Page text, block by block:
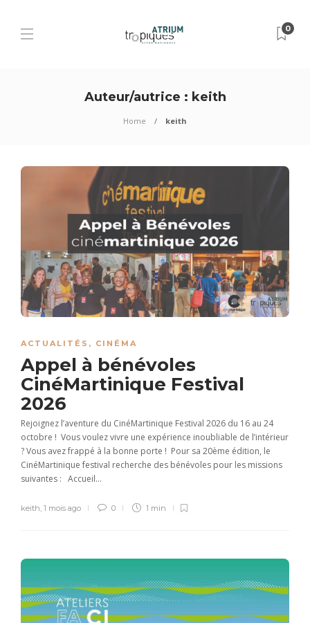
0
Auteur/autrice : keith
Home keith
ACTUALITÉS , CINÉMA
Appel à bénévoles
CinéMartinique Festival
2026
Rejoignez l’aventure du CinéMartinique Festival 2026 du 16 au 24
octobre ! Vous voulez vivre une expérience inoubliable de l’intérieur
? Vous avez frappé à la bonne porte ! Pour sa 20ème édition, le
CinéMartinique festival recherche des bénévoles pour les missions
suivantes : Accueil...
keith, 1 mois ago 0 1 min